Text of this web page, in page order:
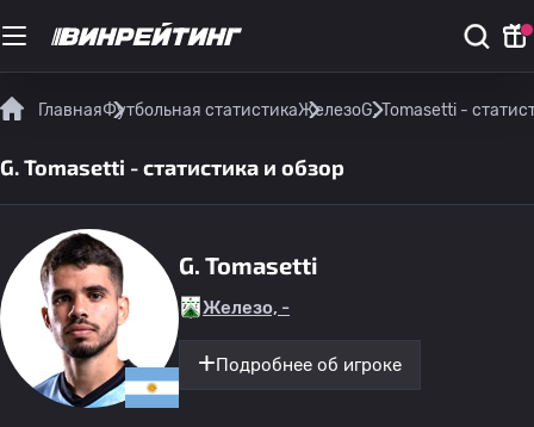
ГлавнаяФутбольная статистикаЖелезоG. Tomasetti -
G. Tomasetti - статистика и обзор
G. Tomasetti
Железо, -
Подробнее об игроке